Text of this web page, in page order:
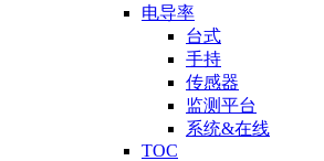
电导率
台式
手持
传感器
监测平台
系统&在线
TOC